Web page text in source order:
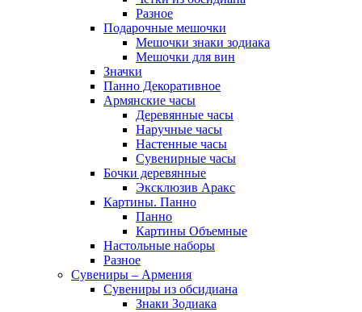
Разное
Подарочные мешочки
Мешочки знаки зодиака
Мешочки для вин
Значки
Панно Декоративное
Армянские часы
Деревянные часы
Наручные часы
Настенные часы
Сувенирные часы
Бочки деревянные
Эксклюзив Аракс
Картины. Панно
Панно
Картины Объемные
Настольные наборы
Разное
Сувениры – Армения
Сувениры из обсидиана
Знаки Зодиака